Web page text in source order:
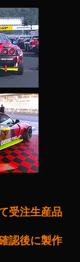
受注生産品
認後に製作